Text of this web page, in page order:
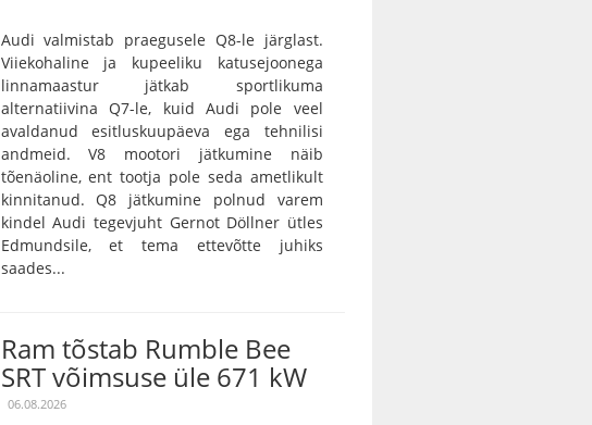
Audi valmistab praegusele Q8-le järglast.
Viiekohaline ja kupeeliku katusejoonega
linnamaastur jätkab sportlikuma
alternatiivina Q7-le, kuid Audi pole veel
avaldanud esitluskuupäeva ega tehnilisi
andmeid. V8 mootori jätkumine näib
tõenäoline, ent tootja pole seda ametlikult
kinnitanud. Q8 jätkumine polnud varem
kindel Audi tegevjuht Gernot Döllner ütles
Edmundsile, et tema ettevõtte juhiks
saades...
Ram tõstab Rumble Bee
SRT võimsuse üle 671 kW
06.08.2026